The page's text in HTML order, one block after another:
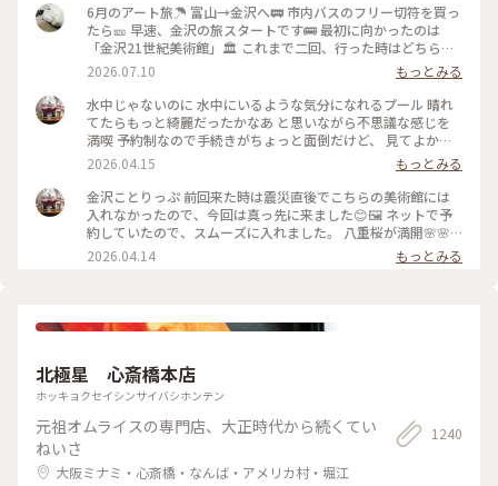
6月のアート旅☂️ 富山→金沢へ🚃 市内バスのフリー切符を買っ
たら🎫 早速、金沢の旅スタートです🚌 最初に向かったのは
「金沢21世紀美術館」🏛️ これまで二回、行った時はどちらも
休館日😱 今回初めて、あのスイミングプールも見ることが 出
来ました🏊🏊 ただ私は一人(笑)なのでプールに入っても上から
写真は撮れないよね⁉️と、、、 なので上から下の人達を見て楽
しみました😂 修学旅行かな❓の子供達の同行者の様に…🤣 混ま
ないうちにと午前中に来たので そこまで混雑してなくゆっく
紀美術館#スイミングプール #金沢市内バスフリー切符
2026.07.10
もっとみる
水中じゃないのに 水中にいるような気分になれるプール 晴れ
てたらもっと綺麗だったかなあ と思いながら不思議な感じを
満喫 予約制なので手続きがちょっと面倒だけど、 見てよかっ
た #ちいさな列車旅 #金沢#金沢21世紀美術館#プール #現代ア
ート
2026.04.15
もっとみる
金沢ことりっぷ 前回来た時は震災直後でこちらの美術館には
入れなかったので、今回は真っ先に来ました😊🖼️ ネットで予
約していたので、スムーズに入れました。 八重桜が満開🌸🌸
🌸🌸🌸 芝生も綺麗でとても気持ちいい。 フリースペースもた
くさんあるので のんびり楽しめます。 今日は海外からの観光
現代アート
2026.04.14 もっとみる
北極星 心斎橋本店
ホッキョクセイシンサイバシホンテン
元祖オムライスの専門店、大正時代から続くてい
ねいさ
大阪ミナミ・心斎橋・なんば・アメリカ村・堀江
1240